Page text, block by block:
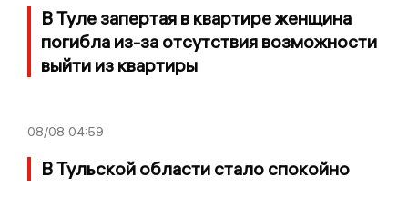
В Туле запертая в квартире женщина
погибла из-за отсутствия возможности
выйти из квартиры
08/08 04:59
В Тульской области стало спокойно